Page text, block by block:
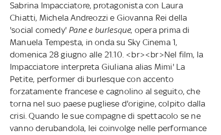
Sabrina Impacciatore, protagonista con Laura
Chiatti, Michela Andreozzi e Giovanna Rei della
'social comedy' Pane e burlesque, opera prima di
Manuela Tempesta, in onda su Sky Cinema 1,
domenica 28 giugno alle 21.10. <br><br>Nel film, la
Impacciatore interpreta Giuliana alias Mimi' La
Petite, performer di burlesque con accento
forzatamente francese e cagnolino al seguito, che
torna nel suo paese pugliese d'origine, colpito dalla
crisi. Quando le sue compagne di spettacolo se ne
vanno derubandola, lei coinvolge nelle performance